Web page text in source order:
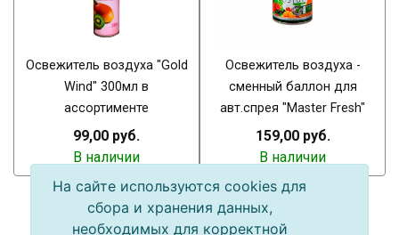
Освежитель воздуха "Gold
Wind" 300мл в
ассортименте
99,00 руб.
В наличии
Освежитель воздуха -
сменный баллон для
авт.спрея "Master Fresh"
159,00 руб.
В наличии
На сайте используются cookies для
сбора и хранения данных,
необходимых для корректной